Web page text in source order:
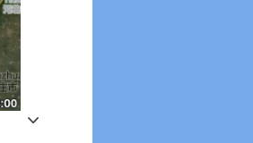
Windböen heute